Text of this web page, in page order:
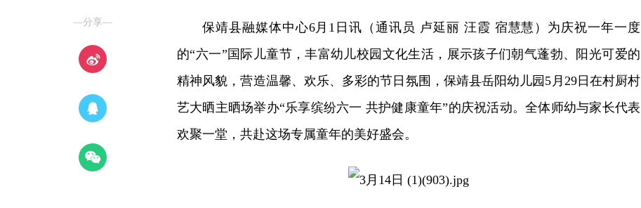
—分享—
保靖县融媒体中心6月1日讯（通讯员 卢延丽 汪霞 宿慧慧）为庆祝一年一度
的“六一”国际儿童节，丰富幼儿校园文化生活，展示孩子们朝气蓬勃、阳光可爱的
精神风貌，营造温馨、欢乐、多彩的节日氛围，保靖县岳阳幼儿园5月29日在村厨村
艺大晒主晒场举办“乐享缤纷六一 共护健康童年”的庆祝活动。全体师幼与家长代表
欢聚一堂，共赴这场专属童年的美好盛会。